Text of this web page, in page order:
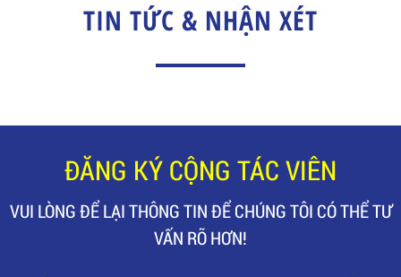
TIN TỨC & NHẬN XÉT
ĐĂNG KÝ CỘNG TÁC VIÊN
VUI LÒNG ĐỂ LẠI THÔNG TIN ĐỂ CHÚNG TÔI CÓ THỂ TƯ
VẤN RÕ HƠN!